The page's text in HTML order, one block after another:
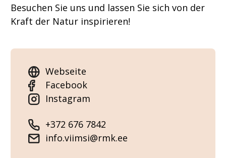
Besuchen Sie uns und lassen Sie sich von der
Kraft der Natur inspirieren!
Webseite
Facebook
Instagram
+372 676 7842
info.viimsi@rmk.ee